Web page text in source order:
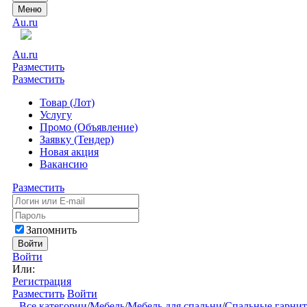
Меню
Au.ru
Au.ru
Разместить
Разместить
Товар (Лот)
Услугу
Промо (Объявление)
Заявку (Тендер)
Новая акция
Вакансию
Разместить
Запомнить
Войти
Войти
Или:
Регистрация
Разместить Войти